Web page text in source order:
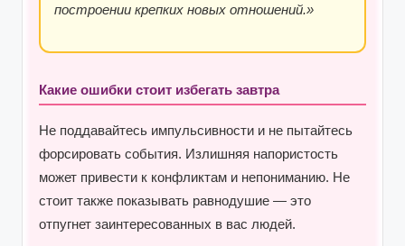
построении крепких новых отношений.»
Какие ошибки стоит избегать завтра
Не поддавайтесь импульсивности и не пытайтесь
форсировать события. Излишняя напористость
может привести к конфликтам и непониманию. Не
стоит также показывать равнодушие — это
отпугнет заинтересованных в вас людей.